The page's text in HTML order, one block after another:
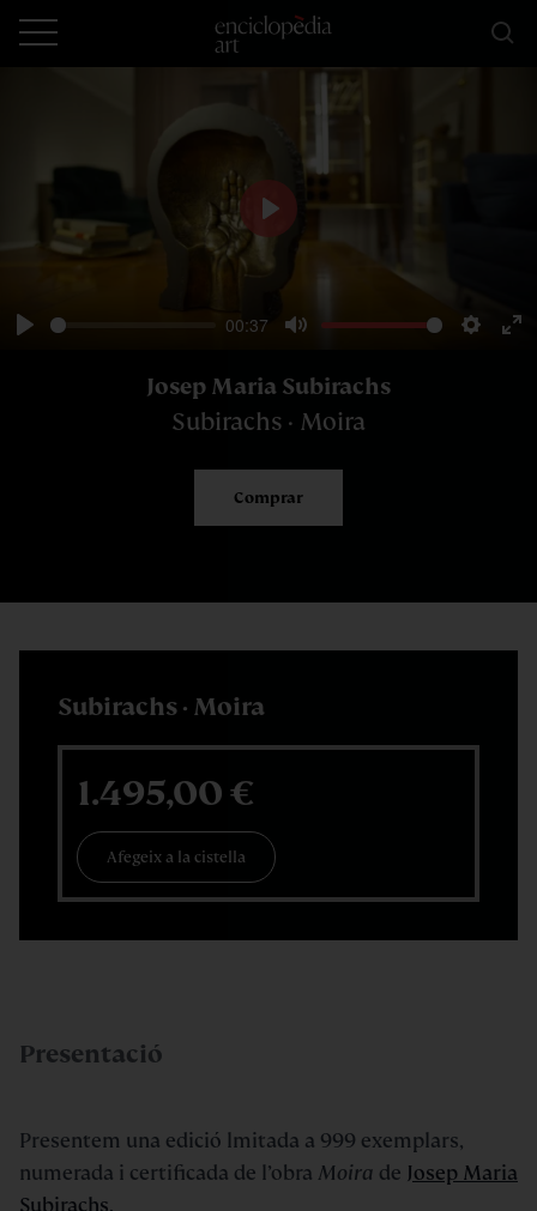
00:37
Play
Josep Maria Subirachs
Subirachs · Moira
Comprar
Subirachs · Moira
1.495,00€
Afegeix a la cistella
Presentació
Presentem una edició lmitada a 999 exemplars,
numerada i certificada de l’obra Moira de Josep Maria
Subirachs.